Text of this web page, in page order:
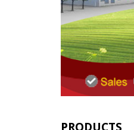
PRODUCTS